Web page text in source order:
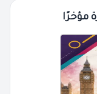
مؤخرًا